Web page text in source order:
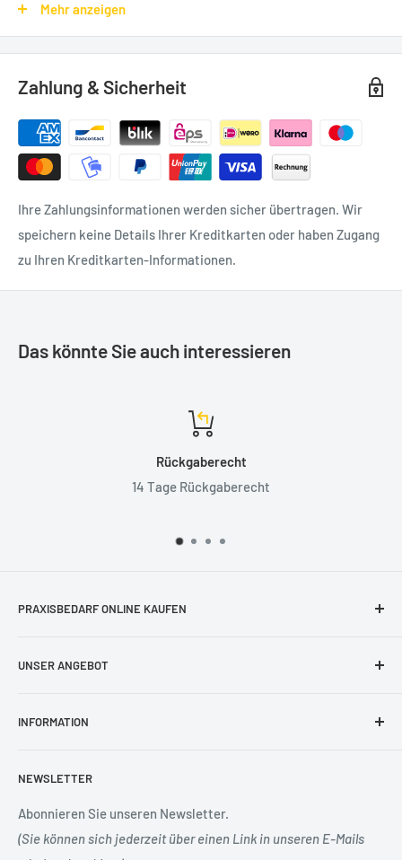
einem Glas Wein. Diese entspannende Loungemusik versprüht
Lieferzeit: ca. 3-5 Werktage
Mehr anzeigen
Zahlung & Sicherheit
Ihre Zahlungsinformationen werden sicher übertragen. Wir
speichern keine Details Ihrer Kreditkarten oder haben Zugang
zu Ihren Kreditkarten-Informationen.
Das könnte Sie auch interessieren
Ihre Zahlungsinformationen
PRAXISBEDARF ONLINE KAUFEN
in der Praxis als auch viele weitere interessante Artikel.
– täglich kommen neue dazu.
UNSER ANGEBOT
Praxisorganisation
Praxisausstattung
Praxisbedarf
Patientenaufklärung
INFORMATION
Datenschutzerklärung
Widerrufsbelehrung
Versandbedingungen
NEWSLETTER
Abonnieren Sie unseren Newsletter.
(Sie können sich jederzeit über einen Link in unseren E-Mails